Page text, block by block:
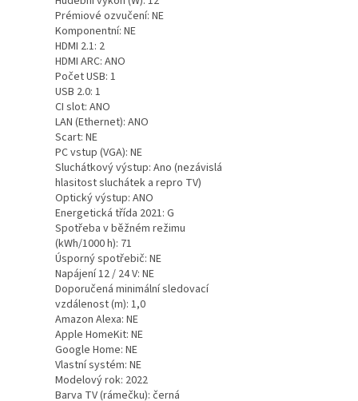
Prémiové ozvučení: NE
Komponentní: NE
HDMI 2.1: 2
HDMI ARC: ANO
Počet USB: 1
USB 2.0: 1
CI slot: ANO
LAN (Ethernet): ANO
Scart: NE
PC vstup (VGA): NE
Sluchátkový výstup: Ano (nezávislá
hlasitost sluchátek a repro TV)
Optický výstup: ANO
Energetická třída 2021: G
Spotřeba v běžném režimu
(kWh/1000 h): 71
Úsporný spotřebič: NE
Napájení 12 / 24 V: NE
Doporučená minimální sledovací
vzdálenost (m): 1,0
Amazon Alexa: NE
Apple HomeKit: NE
Google Home: NE
Vlastní systém: NE
Modelový rok: 2022
Barva TV (rámečku): černá